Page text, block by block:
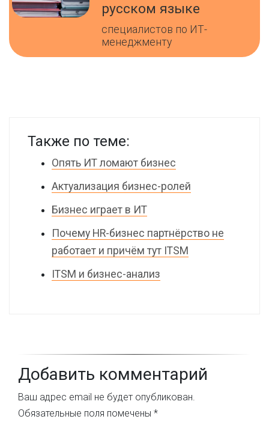
русском языке
специалистов по ИТ-
менеджменту
Также по теме:
Опять ИТ ломают бизнес
Актуализация бизнес-ролей
Бизнес играет в ИТ
Почему HR-бизнес партнёрство не
работает и причём тут ITSM
ITSM и бизнес-анализ
Добавить комментарий
Ваш адрес email не будет опубликован.
Обязательные поля помечены *